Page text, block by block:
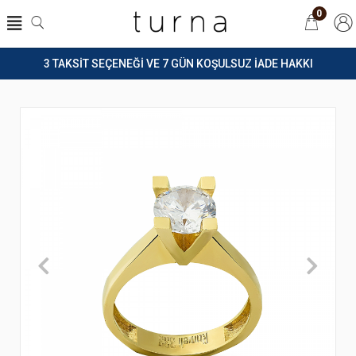
3 TAKSİT SEÇENEĞİ VE 7 GÜN KOŞULSUZ İADE HAKKI
0